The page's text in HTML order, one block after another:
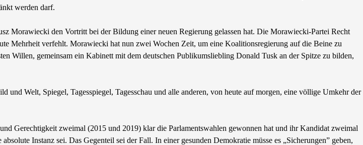
werden darf.
Morawiecki den Vortritt bei der Bildung einer neuen Regierung gelassen hat. Die Morawiecki-Partei Recht
Mehrheit verfehlt. Morawiecki hat nun zwei Wochen Zeit, um eine Koalitionsregierung auf die Beine zu
Willen, gemeinsam ein Kabinett mit dem deutschen Publikumsliebling Donald Tusk an der Spitze zu bilden,
Welt, Spiegel, Tagesspiegel, Tagesschau und alle anderen, von heute auf morgen, eine völlige Umkehr der
Gerechtigkeit zweimal (2015 und 2019) klar die Parlamentswahlen gewonnen hat und ihr Kandidat zweimal
Instanz sei. Das Gegenteil sei der Fall. In einer gesunden Demokratie müsse es „Sicherungen” geben,